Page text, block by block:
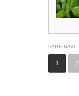
PAGE NAVI
1 2